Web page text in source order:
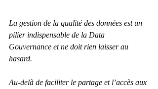
La gestion de la qualité des données est un
pilier indispensable de la Data
Gouvernance et ne doit rien laisser au
hasard.
Au-delà de faciliter le partage et l’accès aux